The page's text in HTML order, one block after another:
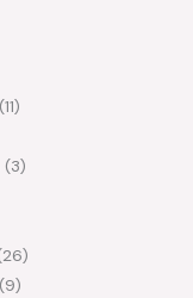
11
3
26
9